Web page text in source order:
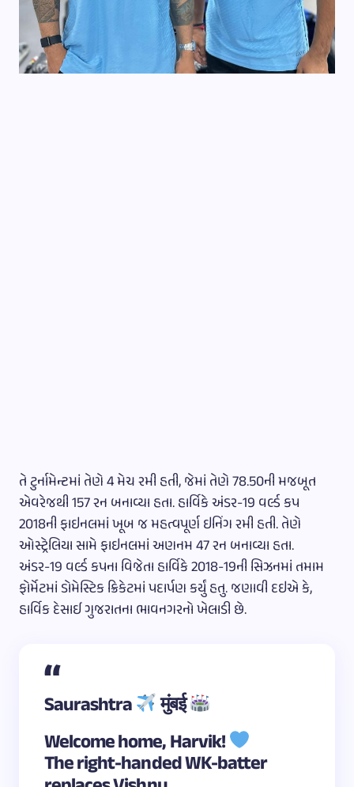
તે ટુર્નામેન્ટમાં તેણે 4 મેચ રમી હતી, જેમાં તેણે 78.50ની મજબૂત
એવરેજથી 157 રન બનાવ્યા હતા. હાર્વિકે અંડર-19 વર્લ્ડ કપ
2018ની ફાઇનલમાં ખૂબ જ મહત્વપૂર્ણ ઇનિંગ રમી હતી. તેણે
ઓસ્ટ્રેલિયા સામે ફાઇનલમાં અણનમ 47 રન બનાવ્યા હતા.
અંડર-19 વર્લ્ડ કપના વિજેતા હાર્વિકે 2018-19ની સિઝનમાં તમામ
ફોર્મેટમાં ડોમેસ્ટિક ક્રિકેટમાં પદાર્પણ કર્યું હતુ. જણાવી દઇએ કે,
હાર્વિક દેસાઈ ગુજરાતના ભાવનગરનો ખેલાડી છે.
Saurashtra
मुंबई
Welcome home, Harvik!
The right-handed WK-batter